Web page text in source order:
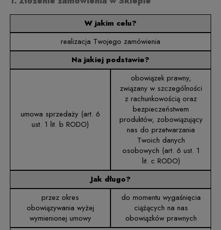
W jakim celu?
realizacja Twojego zamówienia
Na jakiej podstawie?
umowa sprzedaży (art. 6
ust. 1 lit. b RODO)
obowiązek prawny,
związany w szczególności
z rachunkowością oraz
bezpieczeństwem
produktów, zobowiązujący
nas do przetwarzania
Twoich danych
osobowych (art. 6 ust. 1
lit. c RODO)
Jak długo?
przez okres
obowiązywania wyżej
wymienionej umowy
do momentu wygaśnięcia
ciążących na nas
obowiązków prawnych